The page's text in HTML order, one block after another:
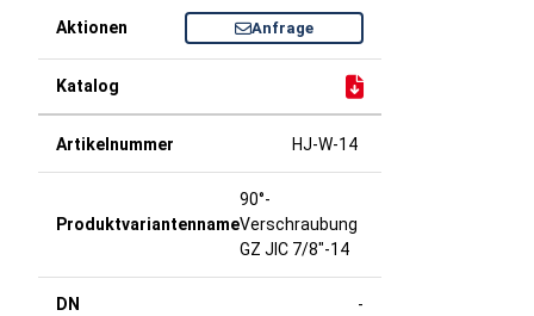
Anfrage
HJ-W-14
90°-
Verschraubung
GZ JIC 7/8"-14
-